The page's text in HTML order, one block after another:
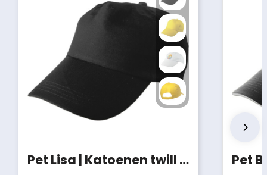
Pet Lisa | Katoenen twill | 5 panels Pet